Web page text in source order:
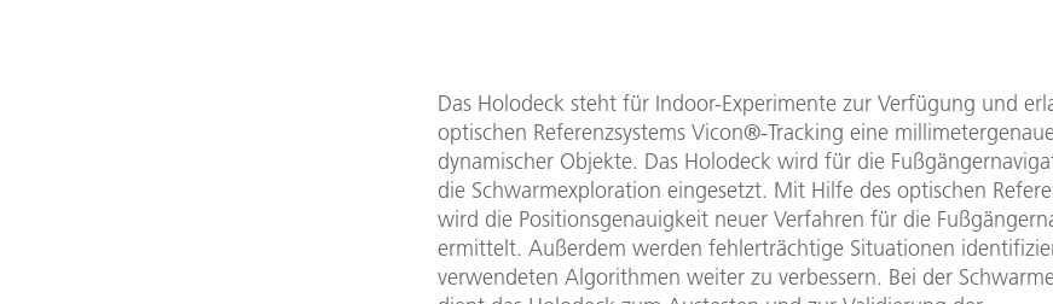
Das Holodeck steht für Indoor-Experimente zur Verfügung und
optischen Referenzsystems Vicon®-Tracking eine
dynamischer Objekte. Das Holodeck wird für die
die Schwarmexploration eingesetzt. Mit Hilfe des optischen
wird die Positionsgenauigkeit neuer Verfahren für die
ermittelt. Außerdem werden fehlerträchtige Situationen
verwendeten Algorithmen weiter zu verbessern. Bei der